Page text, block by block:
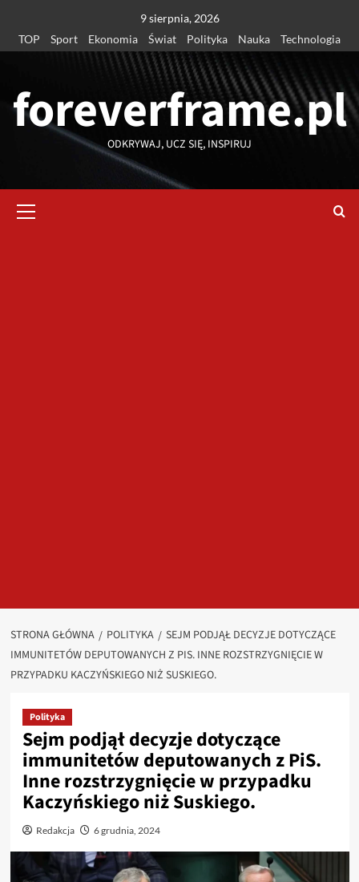
treści
9 sierpnia, 2026
TOP
Sport Ekonomia Świat Polityka Nauka Technologia
foreverframe.pl
ODKRYWAJ, UCZ SIĘ, INSPIRUJ
główne
STRONA GŁÓWNA POLITYKA
SEJM PODJĄŁ DECYZJE DOTYCZĄCE
IMMUNITETÓW DEPUTOWANYCH Z PIS. INNE ROZSTRZYGNIĘCIE W
PRZYPADKU KACZYŃSKIEGO NIŻ SUSKIEGO.
Polityka
Sejm podjął decyzje dotyczące
immunitetów deputowanych z PiS.
Inne rozstrzygnięcie w przypadku
Kaczyńskiego niż Suskiego.
Redakcja 6 grudnia, 2024